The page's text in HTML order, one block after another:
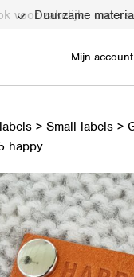
Duurzame
Mijn account
> Small labels >
happy